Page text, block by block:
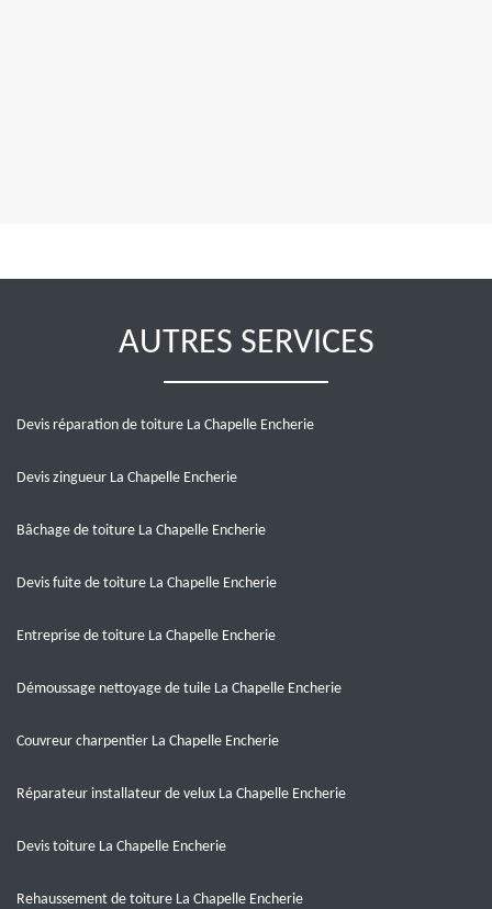
AUTRES SERVICES
Devis réparation de toiture La Chapelle Encherie
Devis zingueur La Chapelle Encherie
Bâchage de toiture La Chapelle Encherie
Devis fuite de toiture La Chapelle Encherie
Entreprise de toiture La Chapelle Encherie
Démoussage nettoyage de tuile La Chapelle Encherie
Couvreur charpentier La Chapelle Encherie
Réparateur installateur de velux La Chapelle Encherie
Devis toiture La Chapelle Encherie
Rehaussement de toiture La Chapelle Encherie